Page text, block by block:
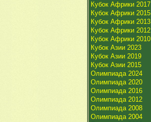
Кубок Африки 2017
Кубок Африки 2015
Кубок Африки 2013
Кубок Африки 2012
Кубок Африки 2010
Кубок Азии 2023
Кубок Азии 2019
Кубок Азии 2015
Олимпиада 2024
Олимпиада 2020
Олимпиада 2016
Олимпиада 2012
Олимпиада 2008
Олимпиада 2004